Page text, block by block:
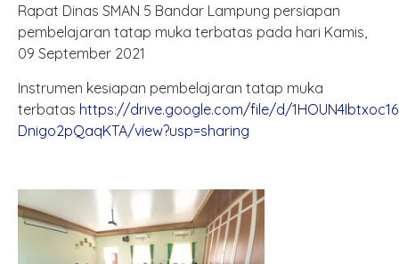
Rapat Dinas SMAN 5 Bandar Lampung persiapan
pembelajaran tatap muka terbatas pada hari Kamis,
09 September 2021
Instrumen kesiapan pembelajaran tatap muka
terbatas https://drive.google.com/file/d/
Dnigo2pQaqKTA/view?usp=sharing